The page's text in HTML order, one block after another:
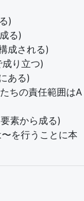
)
る)
成される)
り立つ)
ある)
ちの責任範囲はA
素から成る)
を行うことに本